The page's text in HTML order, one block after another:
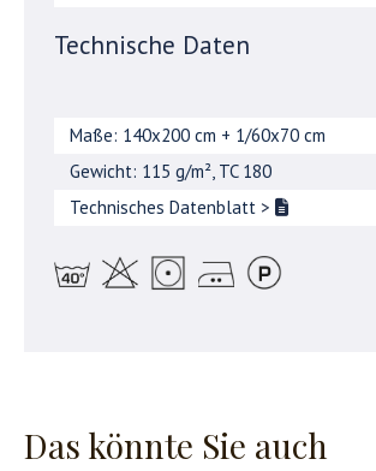
Technische Daten
Maße: 140x200 cm + 1/60x70 cm
Gewicht: 115 g/m², TC 180
Technisches Datenblatt >
Das könnte Sie auch